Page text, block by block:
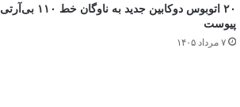
۲۰ اتوبوس دوکابین جدید به ناوگان خط ۱۱۰ بی‌آرتی
پیوست
۷ مرداد ۱۴۰۵